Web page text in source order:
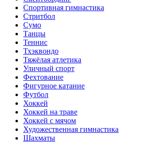
Спортивная гимнастика
Стритбол
Сумо
Танцы
Теннис
Тхэквондо
Тяжёлая атлетика
Уличный спорт
Фехтование
Фигурное катание
Футбол
Хоккей
Хоккей на траве
Хоккей с мячом
Художественная гимнастика
Шахматы